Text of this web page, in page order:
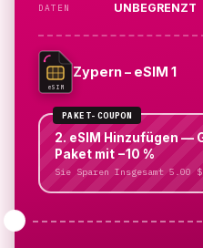
DATEN UNBEGRENZT
eSIM
Zypern – eSIM 1
PAKET-COUPON
2. eSIM Hinzufügen —
Paket mit −10 %
Sie Sparen Insgesamt 5.00 $